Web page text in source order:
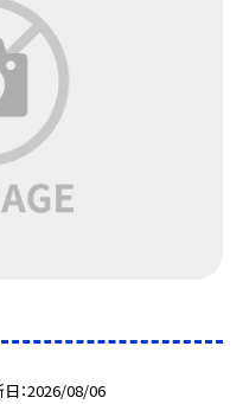
日 2026/08/06